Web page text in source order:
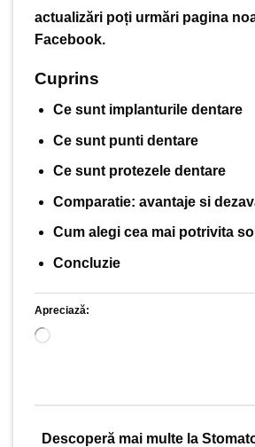
actualizări poți urmări pagina
Facebook.
Cuprins
Ce sunt implanturile dentare
Ce sunt punti dentare
Ce sunt protezele dentare
Comparatie: avantaje si
Cum alegi cea mai potrivita
Concluzie
Apreciază:
Încarc...
Descoperă mai multe la